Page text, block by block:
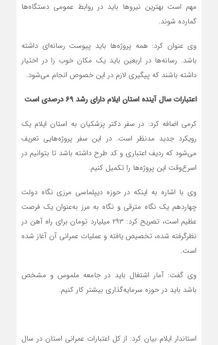
مهم است بهترین نیروها باید در روابط عمومی دستگاه‌ها
گمارده شوند.
وی عنوان کرد: همه پروژه‌ها باید پیوست رسانه‌ای داشته
باشد. رسانه‌ها در اربعین باید یک مکان خوب را در اختیار
داشته باشند که پیگیری لازم در این خصوص انجام می‌شود.
اعتبارات سال آینده استان ایلام دارای رشد ۶۹ درصدی است
کرمی اضافه کرد: در سفر دکتر پزشکیان به استان ایلام یک
رویکرد جدید مدنظر است. در این سفر پروژه‌هایی تعریف
می‌شود که ردیف اعتباری و کد طرح داشته باشد تا بتوانیم در
اسرع‌وقت این پروژه‌ها را تکمیل کنیم‌.
وی با اشاره به اینکه در حوزه دیپلماسی مرزی نگاه دولت
چهاردهم یک نگاه مترقی و نگاه به مرز به‌عنوان یک فرصت
عظیم است، تصریح کرد: ۲۹۳ میلیارد تومان برای راه آهن در
نظرگرفته شده، تخصیص یافته و عملیات عمرانی آن آغاز شده
است.
وی گفت: آمار اشتغال باید در جامعه ملموس و مشخص
باشد باید در حوزه سرمایه‌گذاری بیشتر کار کنیم.
استاندار ایلام بیان کرد: از کل اعتبارات عمرانی استان در سال